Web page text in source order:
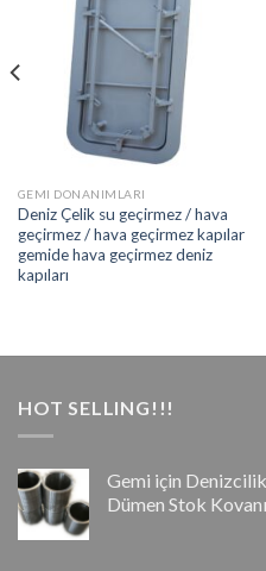
GEMI DONANIMLARI
Deniz Çelik su geçirmez / hava
geçirmez / hava geçirmez kapılar
gemide hava geçirmez deniz
kapıları
HOT SELLING!!!
Gemi için
Dümen Stok